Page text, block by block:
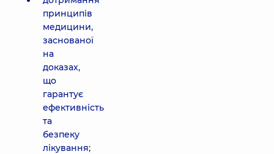
принципів
медицини,
заснованої
на
доказах,
що
гарантує
ефективність
та
безпеку
лікування;